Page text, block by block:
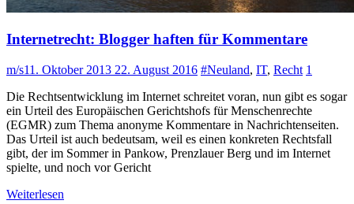
Internetrecht: Blogger haften für Kommentare
m/s11. Oktober 2013 22. August 2016 #Neuland, IT, Recht 1
Die Rechtsentwicklung im Internet schreitet voran, nun gibt es sogar
ein Urteil des Europäischen Gerichtshofs für Menschenrechte
(EGMR) zum Thema anonyme Kommentare in Nachrichtenseiten.
Das Urteil ist auch bedeutsam, weil es einen konkreten Rechtsfall
gibt, der im Sommer in Pankow, Prenzlauer Berg und im Internet
spielte, und noch vor Gericht
Weiterlesen